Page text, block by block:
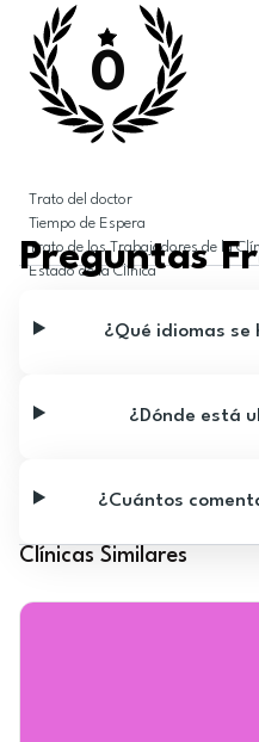
0
Trato del doctor
Tiempo de Espera
Trato de los Trabajadores de la
Estado de la Clínica
Preguntas
¿Qué idiomas se
¿Dónde está
¿Cuántos
Clínicas Similares